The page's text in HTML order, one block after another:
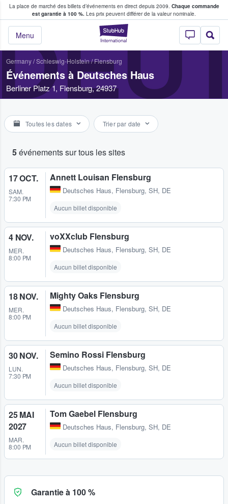
La place de marché des billets d’événements en direct depuis 2009. Chaque commande
est garantie à 100 %. Les prix peuvent différer de la valeur nominale.
StubHub - Où
Menu
fans achètent et vendent des billets
Germany/Schleswig-Holstein/Flensburg
Événements à Deutsches Haus
Berliner Platz 1, Flensburg, 24937
Toutes les dates Trier par date
5événements sur tous les sites
17 OCT.
SAM.
7:30 PM
Annett Louisan Flensburg
Deutsches Haus, Flensburg, SH, DE
Aucun billet disponible
4 NOV.
MER.
8:00 PM
voXXclub Flensburg
Deutsches Haus, Flensburg, SH, DE
Aucun billet disponible
18 NOV.
MER.
8:00 PM
Mighty Oaks Flensburg
Deutsches Haus, Flensburg, SH, DE
Aucun billet disponible
30 NOV.
LUN.
7:30 PM
Semino Rossi Flensburg
Deutsches Haus, Flensburg, SH, DE
Aucun billet disponible
25 MAI
2027
MAR.
8:00 PM
Tom Gaebel Flensburg
Deutsches Haus, Flensburg, SH, DE
Aucun billet disponible
Garantie à 100 %